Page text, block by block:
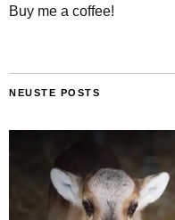
Buy me a coffee!
NEUSTE POSTS